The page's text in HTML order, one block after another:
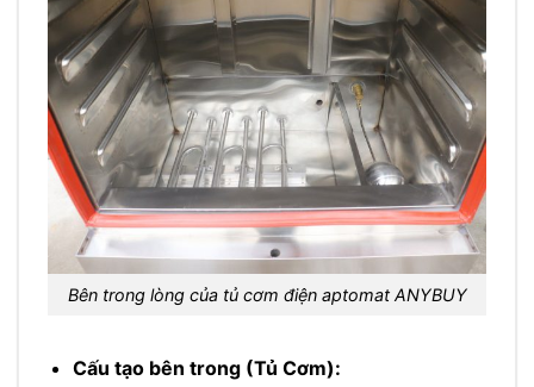
Bên trong lòng của tủ cơm điện aptomat ANYBUY
Cấu tạo bên trong (Tủ Cơm):